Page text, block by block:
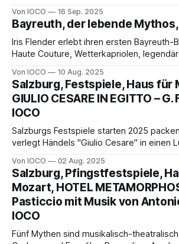
in Ludwigshafen By Dr. Detlev Janik Ein Sonntag im
September wie aus dem Bilderbuch. Die
blauen Himmel, am Rheinufer haben
Von IOCO 16 Sep. 2025
Bayreuth, der lebende Mythos,
Iris Flender erlebt ihren ersten Bayreuth-
Haute Couture, Wetterkapriolen,
voller Musik, Glanz und unvergesslicher
dem Grünen Hügel.
Von IOCO 10 Aug. 2025
Salzburg, Festspiele, Haus für
GIULIO CESARE IN EGITTO – G.
IOCO
Salzburgs Festspiele starten 2025
verlegt Händels "Giulio Cesare" in einen
Musikalität sorgen für Spannung und
Von IOCO 02 Aug. 2025
Salzburg, Pfingstfestspiele,
Mozart, HOTEL
Pasticcio mit Musik von
IOCO
Fünf Mythen sind musikalisch-